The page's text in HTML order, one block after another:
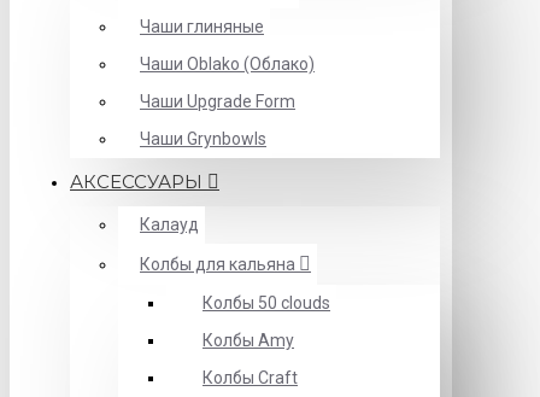
Чаши глиняные
Чаши Oblako (Облако)
Чаши Upgrade Form
Чаши Grynbowls
АКСЕССУАРЫ
Калауд
Колбы для кальяна
Колбы 50 clouds
Колбы Amy
Колбы Craft